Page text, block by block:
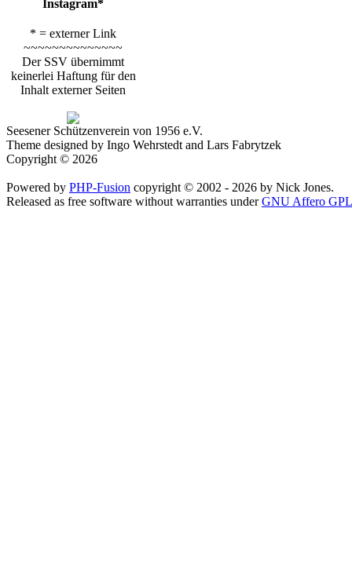
Instagram*
* = externer Link
~~~~~~~~~~~~~~
Der SSV übernimmt
keinerlei Haftung für den
Inhalt externer Seiten
Seesener Schützenverein von 1956 e.V.
Theme designed by Ingo Wehrstedt and Lars Fabrytzek
Copyright © 2026
Powered by PHP-Fusion copyright © 2002 - 2026 by Nick Jones.
Released as free software without warranties underGNU Affero GPL